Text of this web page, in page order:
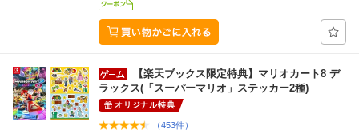
【楽天ブックス限定特典】マリオカート8 デ
ラックス(「スーパーマリオ」ステッカー2種)
オリジナル特典
（453件）